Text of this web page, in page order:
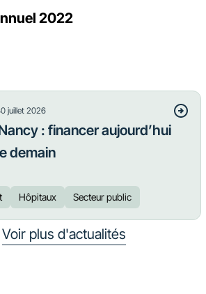
2022
juillet 2026
: financer aujourd’hui
demain
Hôpitaux Secteur public
Voir plus d'actualités